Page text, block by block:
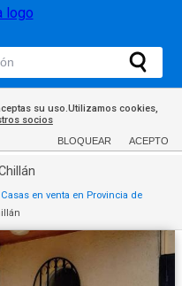
su uso.Utilizamos cookies,
socios
BLOQUEAR ACEPTO
Casas en venta en Provincia de